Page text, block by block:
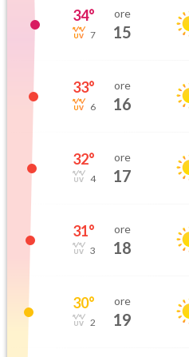
34°
7
ore
15
33°
6
ore
16
32°
4
ore
17
31°
3
ore
18
30°
2
ore
19